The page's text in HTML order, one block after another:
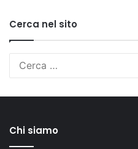
Cerca nel sito
Chi siamo